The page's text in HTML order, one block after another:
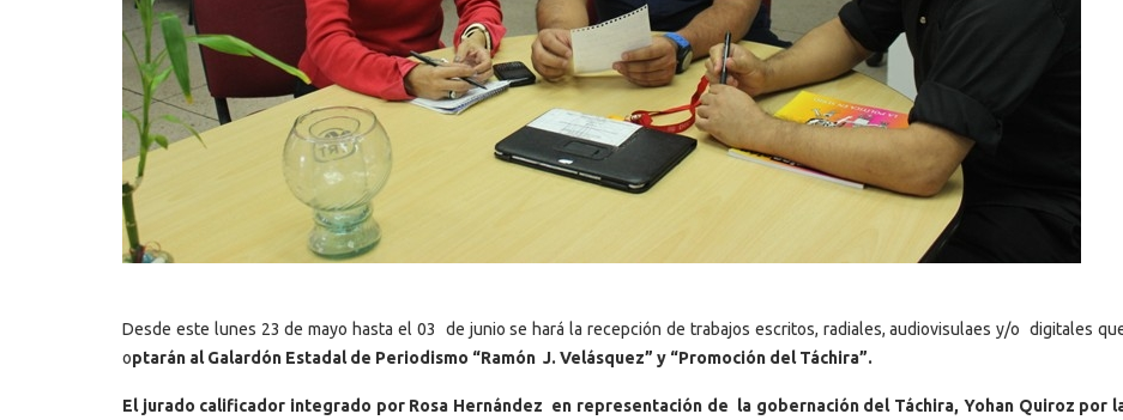
Desde este lunes 23 de mayo hasta el 03 de junio se hará la recepción de trabajos escritos, radiales, audiovisulaes y/o digitales
optarán al Galardón Estadal de Periodismo “Ramón J. Velásquez” y “Promoción del Táchira”.
El jurado calificador integrado por Rosa Hernández en representación de la gobernación del Táchira, Yohan Quiroz por